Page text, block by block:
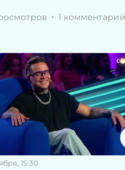
1 комментарий
15:30